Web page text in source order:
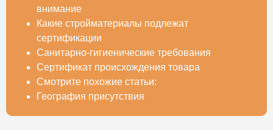
внимание
Какие стройматериалы подлежат
сертификации
Санитарно-гигиенические требования
Сертификат происхождения товара
Смотрите похожие статьи:
География присутствия